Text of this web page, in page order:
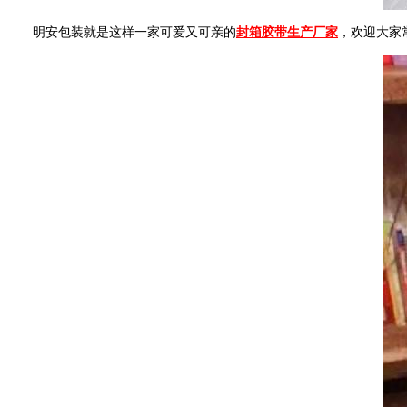
明安包装就是这样一家可爱又可亲的封箱胶带生产厂家 ，欢迎大